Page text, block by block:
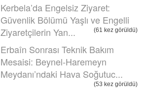
Kerbela’da Engelsiz Ziyaret:
Güvenlik Bölümü Yaşlı ve Engelli
Ziyaretçilerin Yan...
(61 kez görüldü)
Erbaîn Sonrası Teknik Bakım
Mesaisi: Beynel-Haremeyn
Meydanı’ndaki Hava Soğutuc...
(53 kez görüldü)